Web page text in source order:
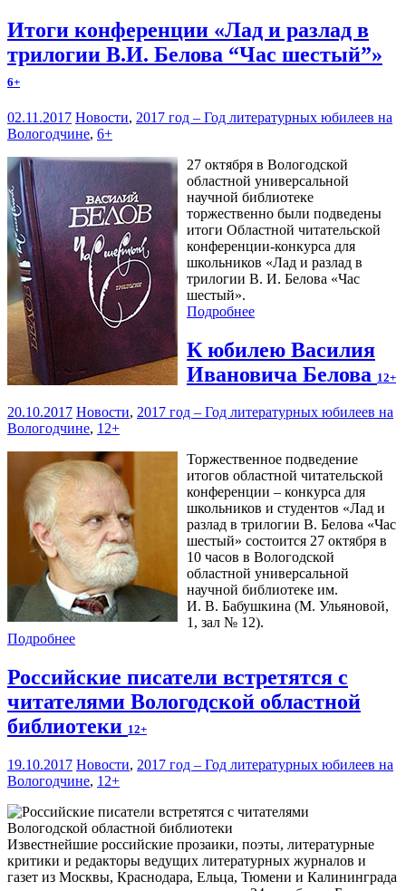
Итоги конференции «Лад и разлад в
трилогии В.И. Белова “Час шестый”»
6+
02.11.2017 Новости, 2017 год – Год литературных юбилеев на
Вологодчине, 6+
27 октября в Вологодской
областной универсальной
научной библиотеке
торжественно были подведены
итоги Областной читательской
конференции-конкурса для
школьников «Лад и разлад в
трилогии В. И. Белова «Час
шестый».
Подробнее
К юбилею Василия
Ивановича Белова 12+
20.10.2017 Новости, 2017 год – Год литературных юбилеев на
Вологодчине, 12+
Торжественное подведение
итогов областной читательской
конференции – конкурса для
школьников и студентов «Лад и
разлад в трилогии В. Белова «Час
шестый» состоится 27 октября в
10 часов в Вологодской
областной универсальной
научной библиотеке им.
И. В. Бабушкина (М. Ульяновой,
1, зал № 12).
Подробнее
Российские писатели встретятся с
читателями Вологодской областной
библиотеки 12+
19.10.2017 Новости, 2017 год – Год литературных юбилеев на
Вологодчине, 12+
Известнейшие российские прозаики, поэты, литературные
критики и редакторы ведущих литературных журналов и
газет из Москвы, Краснодара, Ельца, Тюмени и Калининграда